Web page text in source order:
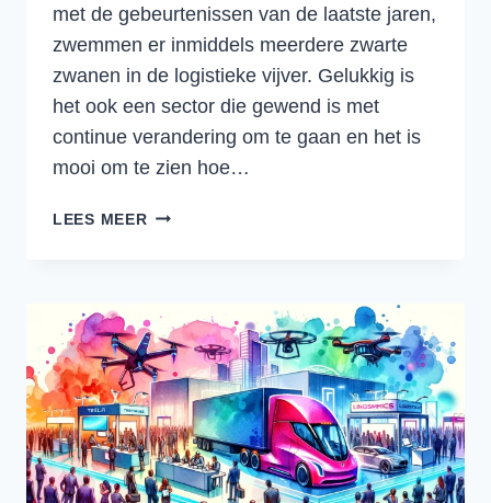
met de gebeurtenissen van de laatste jaren,
zwemmen er inmiddels meerdere zwarte
zwanen in de logistieke vijver. Gelukkig is
het ook een sector die gewend is met
continue verandering om te gaan en het is
mooi om te zien hoe…
LEES MEERDE
UITDAGINGEN
IN
DE
LOGISTIEKE
SECTOR